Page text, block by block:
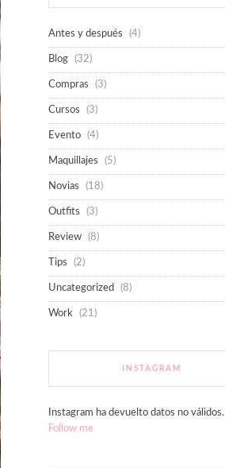
Antes y después (4)
Blog (32)
Compras (3)
Cursos (3)
Evento (4)
Maquillajes (5)
Novias (18)
Outfits (3)
Review (8)
Tips (2)
Uncategorized (8)
Work (21)
INSTAGRAM
Instagram ha devuelto datos no válidos.
Follow me